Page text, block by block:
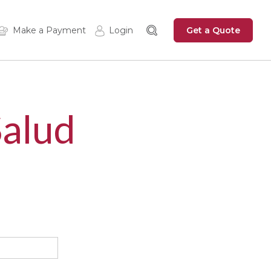
Make a Payment Login
Insured Login
Get a Quote